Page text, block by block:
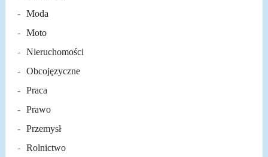
Moda
Moto
Nieruchomości
Obcojęzyczne
Praca
Prawo
Przemysł
Rolnictwo